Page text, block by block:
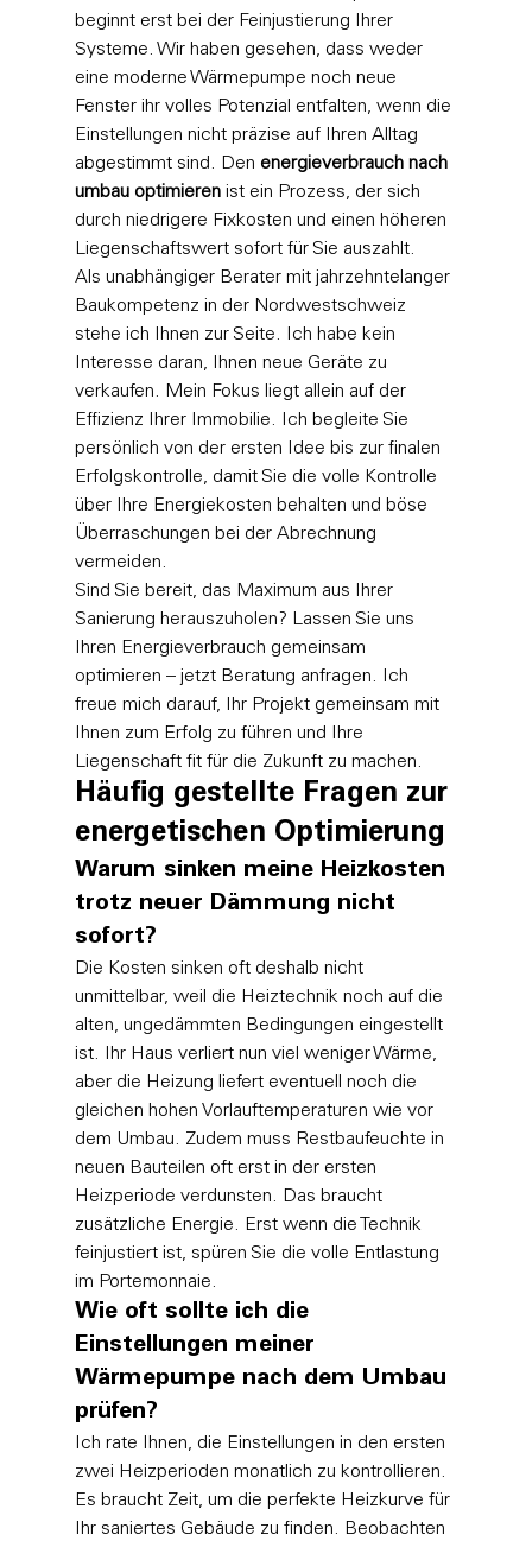
beginnt erst bei der Feinjustierung Ihrer
Systeme. Wir haben gesehen, dass weder
eine moderne Wärmepumpe noch neue
Fenster ihr volles Potenzial entfalten, wenn die
Einstellungen nicht präzise auf Ihren Alltag
abgestimmt sind. Den energieverbrauch nach
umbau optimieren ist ein Prozess, der sich
durch niedrigere Fixkosten und einen höheren
Liegenschaftswert sofort für Sie auszahlt.
Als unabhängiger Berater mit jahrzehntelanger
Baukompetenz in der Nordwestschweiz
stehe ich Ihnen zur Seite. Ich habe kein
Interesse daran, Ihnen neue Geräte zu
verkaufen. Mein Fokus liegt allein auf der
Effizienz Ihrer Immobilie. Ich begleite Sie
persönlich von der ersten Idee bis zur finalen
Erfolgskontrolle, damit Sie die volle Kontrolle
über Ihre Energiekosten behalten und böse
Überraschungen bei der Abrechnung
vermeiden.
Sind Sie bereit, das Maximum aus Ihrer
Sanierung herauszuholen? Lassen Sie uns
Ihren Energieverbrauch gemeinsam
optimieren – jetzt Beratung anfragen. Ich
freue mich darauf, Ihr Projekt gemeinsam mit
Ihnen zum Erfolg zu führen und Ihre
Liegenschaft fit für die Zukunft zu machen.
Häufig gestellte Fragen zur
energetischen Optimierung
Warum sinken meine Heizkosten
trotz neuer Dämmung nicht
sofort?
Die Kosten sinken oft deshalb nicht
unmittelbar, weil die Heiztechnik noch auf die
alten, ungedämmten Bedingungen eingestellt
ist. Ihr Haus verliert nun viel weniger Wärme,
aber die Heizung liefert eventuell noch die
gleichen hohen Vorlauftemperaturen wie vor
dem Umbau. Zudem muss Restbaufeuchte in
neuen Bauteilen oft erst in der ersten
Heizperiode verdunsten. Das braucht
zusätzliche Energie. Erst wenn die Technik
feinjustiert ist, spüren Sie die volle Entlastung
im Portemonnaie.
Wie oft sollte ich die
Einstellungen meiner
Wärmepumpe nach dem Umbau
prüfen?
Ich rate Ihnen, die Einstellungen in den ersten
zwei Heizperioden monatlich zu kontrollieren.
Es braucht Zeit, um die perfekte Heizkurve für
Ihr saniertes Gebäude zu finden. Beobachten